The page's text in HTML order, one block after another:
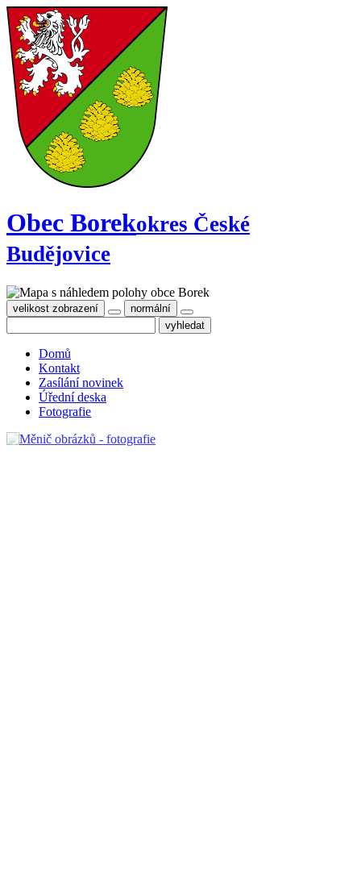
Obec Borekokres České
Budějovice
velikost zobrazení normální
Domů
Kontakt
Zasílání novinek
Úřední deska
Fotografie